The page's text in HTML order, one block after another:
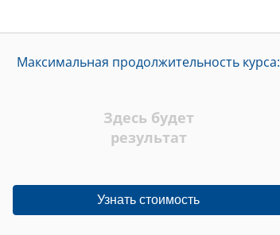
Максимальная продолжительность курса:
Здесь будет
результат
Узнать стоимость